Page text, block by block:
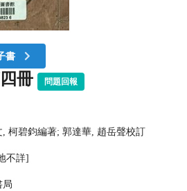
書
冊 問題回報
, 柯碧鈞編著; 郭達華, 趙岳聲校訂
不詳]
局